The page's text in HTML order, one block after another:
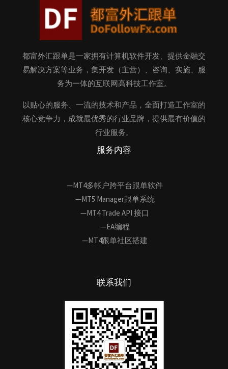
都富外汇跟单是一家拥有计算机软件开发、提供金融交
易解决方案等业务，集开发（主营）、咨询、实施、服
务为一体的互联网高科技工作室。
以贴心的服务、一流的技术和产品，全面打造工作室的
核心竞争力，成就最优秀的行业品牌，提供最有价值的
行业服务。
服务内容
—MT4多帐户跨平台跟单软件
—MT5 Manager跟单系统
—MT4 Trade API 接口
—EA编程
—MT4跟单社区搭建
联系我们